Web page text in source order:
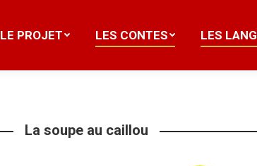
LE PROJET LES CONTES LES
La soupe au caillou
LE PROJET LES CONTES LES